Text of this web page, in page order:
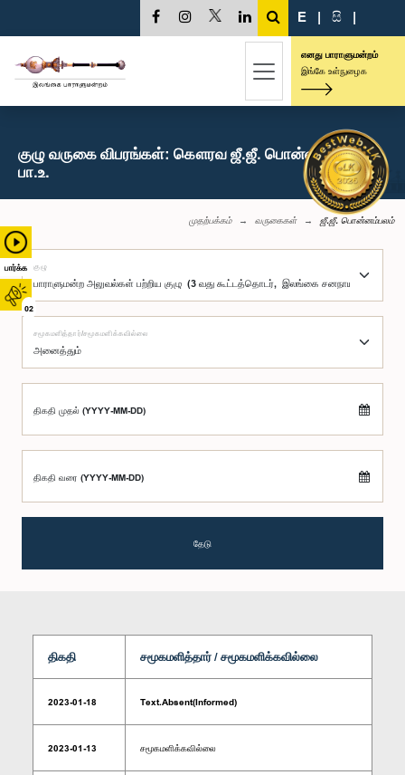
பார்க்க
02
E | සි |
எனது பாராளுமன்றம்
இங்கே உள்நுழைக
குழு வருகை விபரங்கள்: கௌரவ ஜீ.ஜீ. பொன்னம்பலம்,
பா.உ.
முதற்பக்கம் வருகைகள் ஜீ.ஜீ. பொன்னம்பலம்
குழு
சமூகமளித்தார்/சமூகமளிக்கவில்லை
திகதி முதல் (YYYY-MM-DD)
திகதி வரை (YYYY-MM-DD)
தேடு
திகதி சமூகமளித்தார் / சமூகமளிக்கவில்லை
2023-01-18 Text.Absent(Informed)
2023-01-13 சமூகமளிக்கவில்லை